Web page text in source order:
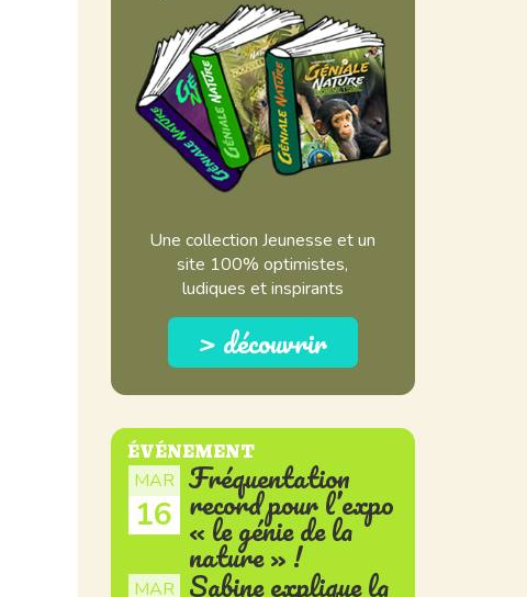
Une collection Jeunesse et un
site 100% optimistes,
ludiques et inspirants
> découvrir
ÉVÉNEMENT
MAR
16
Fréquentation
record pour l’expo
« le génie de la
nature » !
MAR Sabine explique la